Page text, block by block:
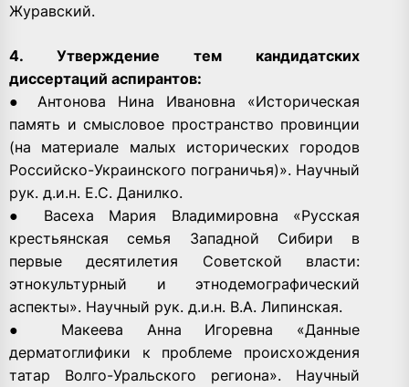
Журавский.
4. Утверждение тем кандидатских
диссертаций аспирантов:
● Антонова Нина Ивановна «Историческая
память и смысловое пространство провинции
(на материале малых исторических городов
Российско-Украинского пограничья)». Научный
рук. д.и.н. Е.С. Данилко.
● Васеха Мария Владимировна «Русская
крестьянская семья Западной Сибири в
первые десятилетия Советской власти:
этнокультурный и этнодемографический
аспекты». Научный рук. д.и.н. В.А. Липинская.
● Макеева Анна Игоревна «Данные
дерматоглифики к проблеме происхождения
татар Волго-Уральского региона». Научный